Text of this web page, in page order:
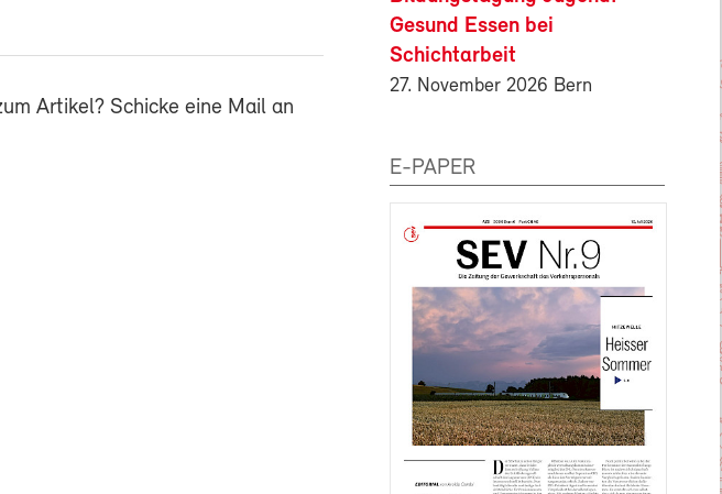
Artikel? Schicke eine Mail an
Gesund Essen bei
Schichtarbeit
27. November 2026 Bern
E-PAPER